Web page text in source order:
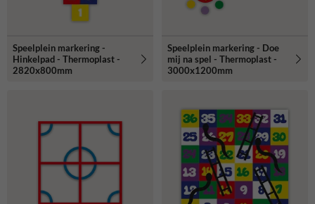
Speelplein markering -
Hinkelpad - Thermoplast -
2820x800mm
Speelplein markering - Doe
mij na spel - Thermoplast -
3000x1200mm